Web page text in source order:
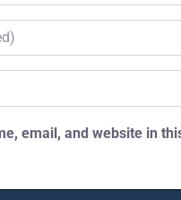
email, and website in